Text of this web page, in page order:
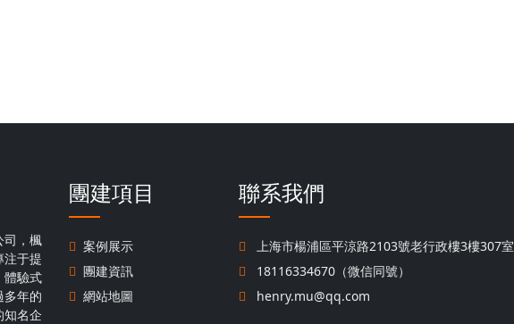
司，楓
注于提
體驗式
多年的
知名企
團建項目
案例展示
團建資訊
網站地圖
聯系我們
上海市楊浦區平涼路2103號老行政樓3樓307室
18116334670（微信同號）
henry.mu@qq.com